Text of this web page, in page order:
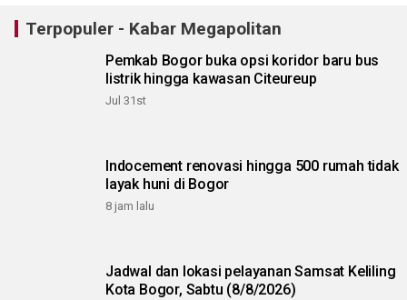
Terpopuler - Kabar Megapolitan
Pemkab Bogor buka opsi koridor baru bus
listrik hingga kawasan Citeureup
Jul 31st
Indocement renovasi hingga 500 rumah tidak
layak huni di Bogor
8 jam lalu
Jadwal dan lokasi pelayanan Samsat Keliling
Kota Bogor, Sabtu (8/8/2026)